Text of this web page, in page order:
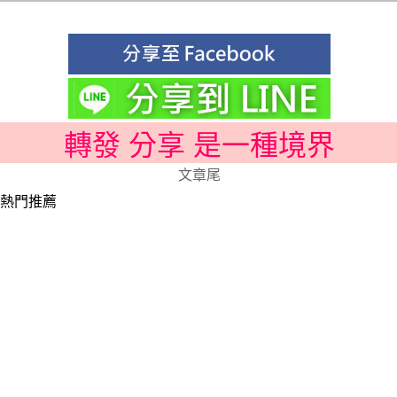
轉發 分享 是一種境界
文章尾
熱門推薦